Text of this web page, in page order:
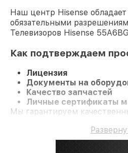
Наш центр Hisense
обязательными
Телевизоров Hisense
Как подтверждаем
Лицензия
Документы на
Качество запчастей
Личные сертификаты
Мы гарантируем